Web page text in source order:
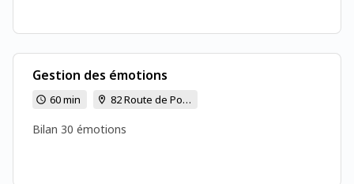
Gestion des émotions
60 min 82 Route de Poitiers - 86170 CISSE
Bilan 30 émotions